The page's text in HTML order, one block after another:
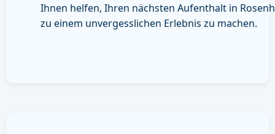
Ihnen helfen, Ihren nächsten Aufenthalt in
zu einem unvergesslichen Erlebnis zu machen.